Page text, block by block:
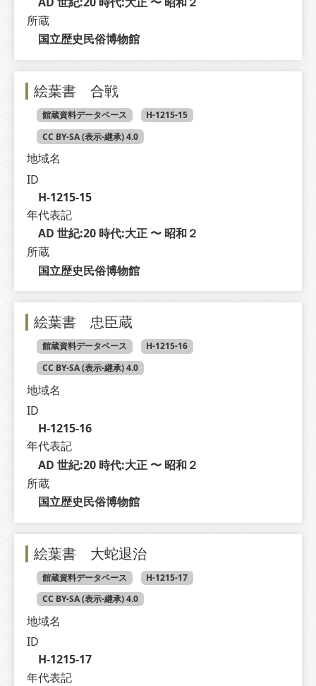
所蔵
国立歴史民俗博物館
絵葉書 合戦
館蔵資料データベース
H-1215-15
CC BY-SA (表示-継承) 4.0
地域名
ID
H-1215-15
年代表記
AD 世紀:20 時代:大正 〜 昭和２
所蔵
国立歴史民俗博物館
絵葉書 忠臣蔵
館蔵資料データベース
H-1215-16
CC BY-SA (表示-継承) 4.0
地域名
ID
H-1215-16
年代表記
AD 世紀:20 時代:大正 〜 昭和２
所蔵
国立歴史民俗博物館
絵葉書 大蛇退治
館蔵資料データベース
H-1215-17
CC BY-SA (表示-継承) 4.0
地域名
ID
H-1215-17
年代表記